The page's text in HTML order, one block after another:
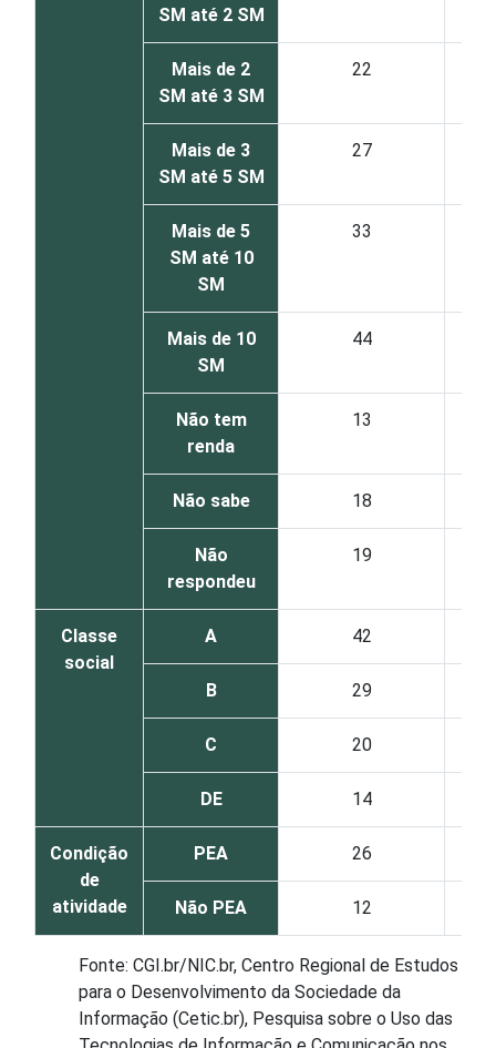
SM até 2 SM
Mais de 2
SM até 3 SM
22
Mais de 3
SM até 5 SM
27
Mais de 5
SM até 10
SM
33
Mais de 10
SM
44
Não tem
renda
13
Não sabe 18
Não
respondeu
19
Classe
social
A 42
B 29
C 20
DE 14
Condição
de
atividade
PEA 26
Não PEA 12
Fonte: CGI.br/NIC.br, Centro Regional de Estudos
para o Desenvolvimento da Sociedade da
Informação (Cetic.br), Pesquisa sobre o Uso das